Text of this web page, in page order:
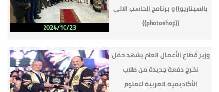
2024/10/23
بالسيناريو)) و برنامج الحاسب الالى
((photoshop))
وزير قطاع الأعمال العام يشهد حفل
تخرج دفعة جديدة من طلاب
الأكاديمية العربية للعلوم